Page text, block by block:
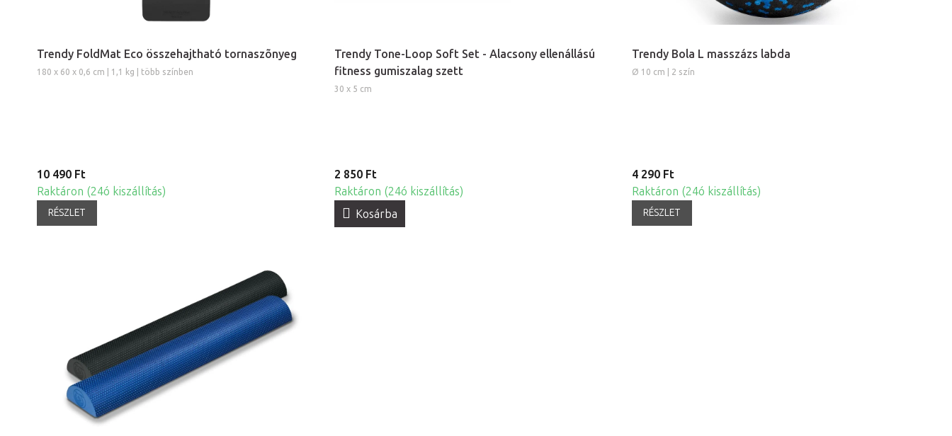
Trendy FoldMat Eco összehajtható tornaszõnyeg
180 x 60 x 0,6 cm | 1,1 kg | több színben
10 490 Ft
Raktáron (24ó kiszállítás)
RÉSZLET
Trendy Tone-Loop Soft Set - Alacsony ellenállású
fitness gumiszalag szett
30 x 5 cm
2 850 Ft
Raktáron (24ó kiszállítás)
Kosárba
Trendy Bola L masszázs labda
Ø 10 cm | 2 szín
4 290 Ft
Raktáron (24ó kiszállítás)
RÉSZLET